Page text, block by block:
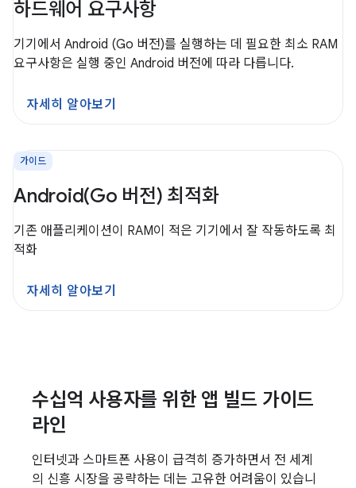
하드웨어 요구사항
기기에서 Android (Go 버전)를 실행하는 데 필요한 최소 RAM
요구사항은 실행 중인 Android 버전에 따라 다릅니다.
자세히 알아보기
가이드
Android(Go 버전) 최적화
기존 애플리케이션이 RAM이 적은 기기에서 잘 작동하도록 최
적화
자세히 알아보기
수십억 사용자를 위한 앱 빌드 가이드
라인
인터넷과 스마트폰 사용이 급격히 증가하면서 전 세계
의 신흥 시장을 공략하는 데는 고유한 어려움이 있습니